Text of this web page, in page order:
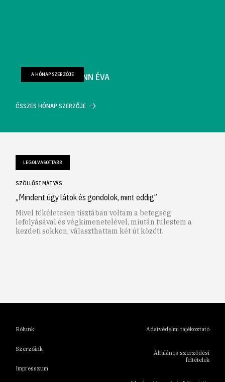
FARKAS WELLMANN ÉVA
A HÓNAP SZERZŐJE
ÖSSZES HÓNAP SZERZŐJE
LEGOLVASOTTABB
SZÖLLŐSI MÁTYÁS
„Mindent úgy látok és gondolok, mint eddig”
Mivel tökéletesen tisztában voltam a betegség
lefolyásával és végkimenetelével, miután túlestem a
kezdeti sokkon, választhattam két út között.
Rólunk
Szerzőink
Impresszum
Adatvédelmi tájékoztató
Általános szerződési
feltételek